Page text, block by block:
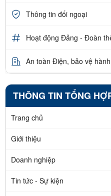
Thông tin đối ngoại
Hoạt động Đảng - Đoàn
An toàn Điện, bảo vệ
THÔNG TIN TỔNG
Trang chủ
Giới thiệu
Doanh nghiệp
Tin tức - Sự kiện